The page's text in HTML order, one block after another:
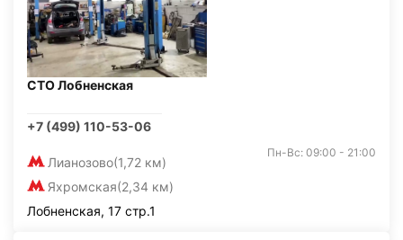
СТО Лобненская
+7 (499) 110-53-06
Лианозово(1,72 км)
Яхромская(2,34 км)
Пн-Вс: 09:00 - 21:00
Лобненская, 17 стр.1